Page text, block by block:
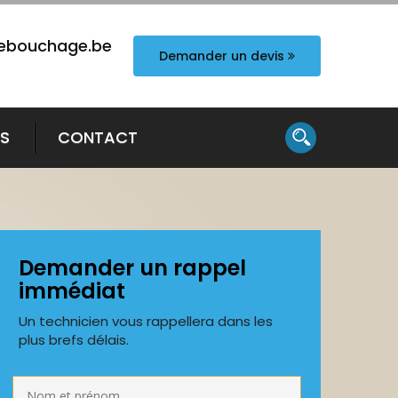
Demander un devis
CONTACT
Demander un rappel
immédiat
Un technicien vous rappellera dans les
plus brefs délais.